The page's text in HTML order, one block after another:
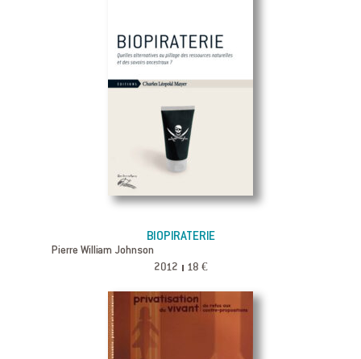
BIOPIRATERIE
Pierre William Johnson
2012 18 €